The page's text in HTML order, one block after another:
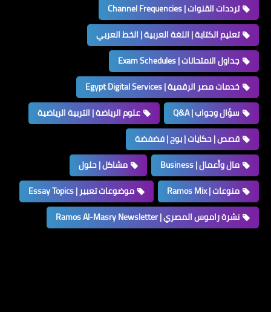
ترددات القنوات | Channel Frequencies
تعليم الكتابة | اللغة العربية | الخط العربي
جداول الامتحانات | Exam Schedules
خدمات مصر الرقمية | Egypt Digital Services
سؤال وجواب | Q&A
علوم الرياضة | التربية الرياضية
قصص | حكايات | بوح | فضفضة
مال وأعمال | Business
مشاكل | حلول
منوعات | Ramos Mix
موضوعات تعبير | Essay Topics
نشرة راموس المصري | Ramos Al-Masry Newsletter